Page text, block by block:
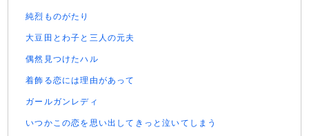
純烈ものがたり
大豆田とわ子と三人の元夫
偶然見つけたハル
着飾る恋には理由があって
ガールガンレディ
いつかこの恋を思い出してきっと泣いてしまう